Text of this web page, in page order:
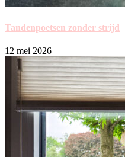
Tandenpoetsen zonder strijd
12 mei 2026